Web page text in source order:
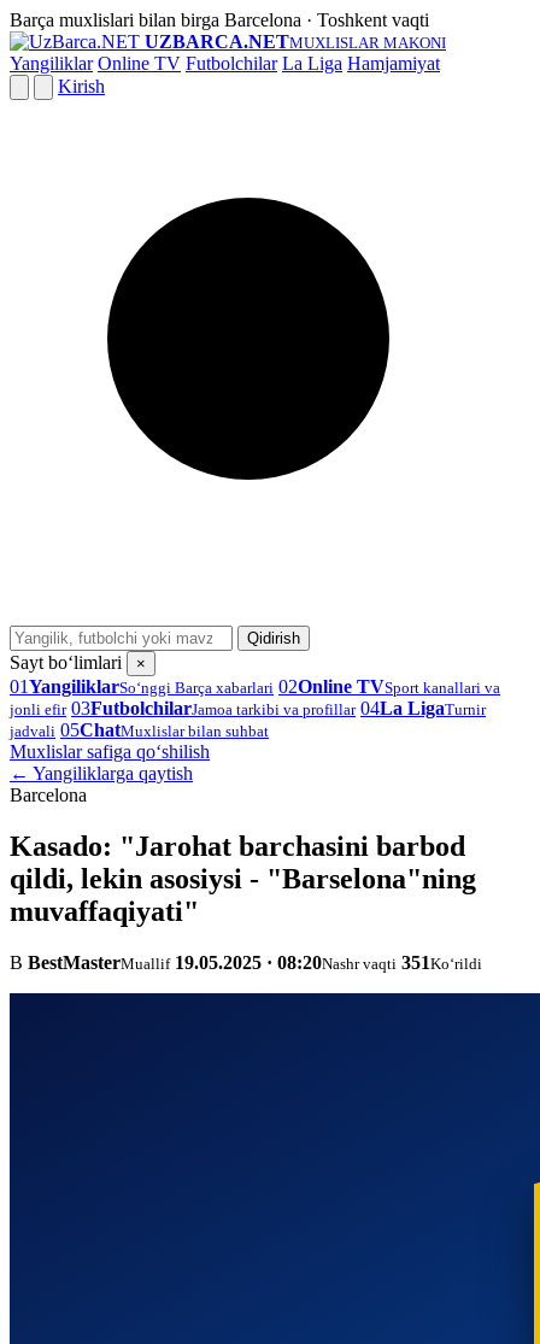
Barça muxlislari bilan birga Barcelona · Toshkent vaqti
UZBARCA.NETMUXLISLAR MAKONI
Yangiliklar Online TV Futbolchilar La Liga Hamjamiyat
Kirish
Qidirish
Sayt bo‘limlari ×
01YangiliklarSo‘nggi Barça xabarlari 02Online TVSport kanallari va
jonli efir 03FutbolchilarJamoa tarkibi va profillar 04La LigaTurnir
jadvali 05ChatMuxlislar bilan suhbat
Muxlislar safiga qo‘shilish
← Yangiliklarga qaytish
Barcelona
Kasado: "Jarohat barchasini barbod
qildi, lekin asosiysi - "Barselona"ning
muvaffaqiyati"
B BestMasterMuallif 19.05.2025 · 08:20Nashr vaqti 351Ko‘rildi